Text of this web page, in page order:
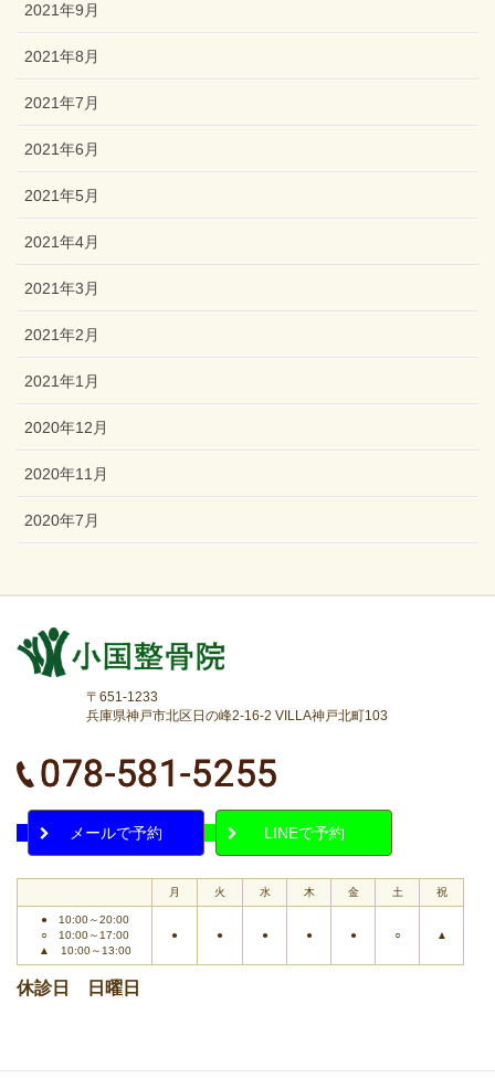
2021年9月
2021年8月
2021年7月
2021年6月
2021年5月
2021年4月
2021年3月
2021年2月
2021年1月
2020年12月
2020年11月
2020年7月
〒651-1233
兵庫県神戸市北区日の峰2-16-2 VILLA神戸北町103
メールで予約 LINEで予約
月 火 水 木 金 土 祝
● 10:00～20:00
○ 10:00～17:00
▲ 10:00～13:00
● ● ● ● ● ○ ▲
休診日 日曜日